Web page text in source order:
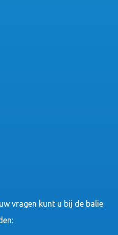
vragen kunt u bij de balie